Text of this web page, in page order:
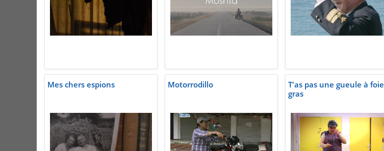
Mes chers espions Motorrodillo
T'as pas une gueule à foie
gras